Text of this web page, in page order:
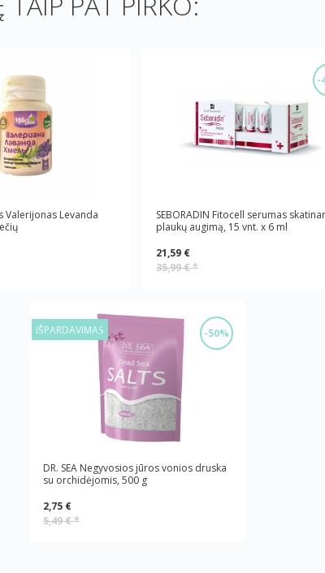
Valerijonas Levanda
-
SEBORADIN Fitocell serumas
plaukų augimą, 15 vnt. x 6 ml
21,59 €
35,99 €*
-50%
IŠPARDAVIMAS
DR. SEA Negyvosios jūros vonios druska
su orchidėjomis, 500 g
2,75 €
5,49 €*